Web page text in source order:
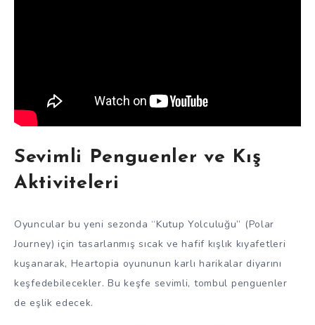
Sevimli Penguenler ve Kış
Aktiviteleri
Oyuncular bu yeni sezonda “Kutup Yolculuğu” (Polar
Journey) için tasarlanmış sıcak ve hafif kışlık kıyafetleri
kuşanarak, Heartopia oyununun karlı harikalar diyarını
keşfedebilecekler. Bu keşfe sevimli, tombul penguenler
de eşlik edecek.